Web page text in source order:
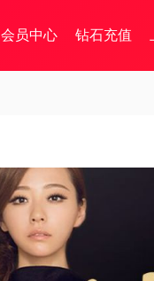
会员中心 钻石充值